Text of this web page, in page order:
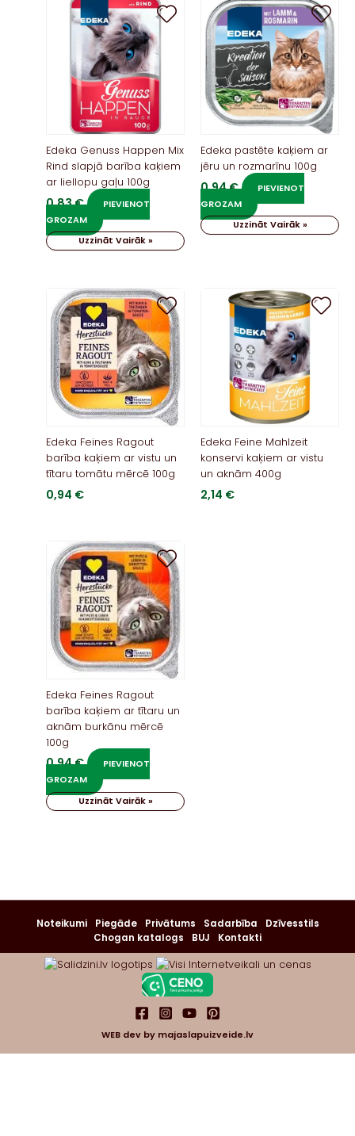
Edeka Genuss Happen Mix
Rind slapjā barība kaķiem
ar liellopu gaļu 100g
0,83€
PIEVIENOT
GROZAM
Uzzināt Vairāk »
Edeka pastēte kaķiem ar
jēru un rozmarīnu 100g
0,94€
PIEVIENOT
GROZAM
Uzzināt Vairāk »
Edeka Feines Ragout
barība kaķiem ar vistu un
tītaru tomātu mērcē 100g
0,94 €
Edeka Feine Mahlzeit
konservi kaķiem ar vistu
un aknām 400g
2,14 €
Edeka Feines Ragout
barība kaķiem ar tītaru un
aknām burkānu mērcē
100g
0,94€
PIEVIENOT
GROZAM
Uzzināt Vairāk »
Noteikumi Piegāde Privātums Sadarbība
Dzīvesstils
Chogan katalogs
BUJ Kontakti
WEB dev by majaslapuizveide.lv